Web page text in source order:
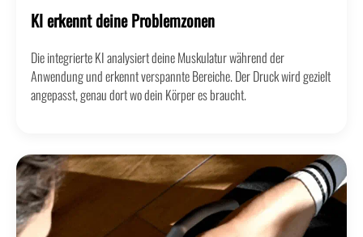
KI erkennt deine Problemzonen
Die integrierte KI analysiert deine Muskulatur während der
Anwendung und erkennt verspannte Bereiche. Der Druck wird gezielt
angepasst, genau dort wo dein Körper es braucht.